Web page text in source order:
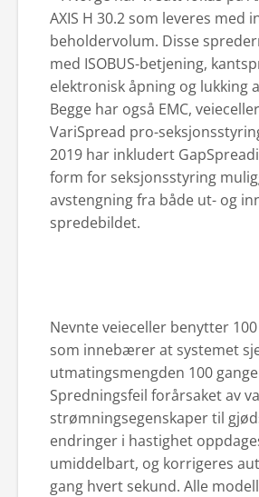
AXIS H 30.2 som leveres med
beholdervolum. Disse
med ISOBUS-betjening,
elektronisk åpning og lukking
Begge har også EMC,
VariSpread pro-
2019 har inkludert
form for seksjonsstyring
avstengning fra både ut- og
spredebildet.
Nevnte veieceller benytter
som innebærer at systemet
utmatingsmengden 100
Spredningsfeil forårsaket av
strømningsegenskaper til
endringer i hastighet
umiddelbart, og korrigeres
gang hvert sekund. Alle